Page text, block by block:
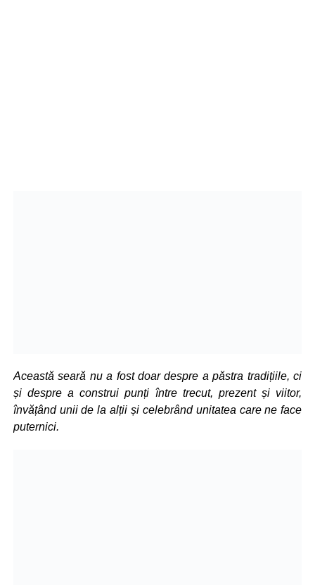
Această seară nu a fost doar despre a păstra tradițiile, ci
și despre a construi punți între trecut, prezent și viitor,
învățând unii de la alții și celebrând unitatea care ne face
puternici.